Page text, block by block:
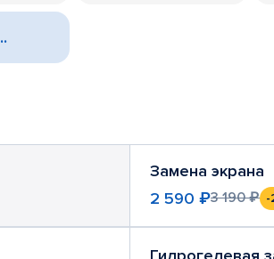
Замена экрана
2 590 ₽3 190 ₽ -
Гидрогелевая